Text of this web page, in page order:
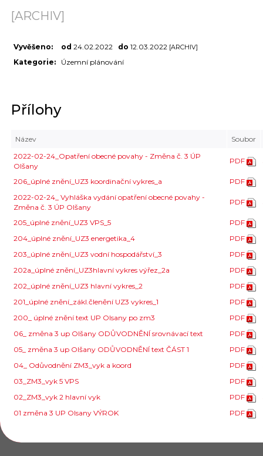
[ARCHIV]
Vyvěšeno: od 24.02.2022 do 12.03.2022 [ARCHIV]
Kategorie: Územní plánování
Přílohy
Název
Soubor
2022-02-24_Opatření obecné povahy - Změna č. 3 ÚP
Olšany
PDF
206_úplné znění_UZ3 koordinační vykres_a
PDF
2022-02-24_ Vyhláška vydání opatření obecné povahy -
Změna č. 3 ÚP Olšany
PDF
205_úplné znění_UZ3 VPS_5
PDF
204_úplné znění_UZ3 energetika_4
PDF
203_úplné znění_UZ3 vodní hospodářství_3
PDF
202a_úplné znění_UZ3hlavní vykres výřez_2a
PDF
202_úplné znění_UZ3 hlavní vykres_2
PDF
201_úplné znění_zákl.členění UZ3 vykres_1
PDF
200_ úplné znění text UP Olsany po zm3
PDF
06_ změna 3 up Olšany ODŮVODNĚNÍ srovnávací text
PDF
05_ změna 3 up Olšany ODŮVODNĚNÍ text ČÁST 1
PDF
04_ Odůvodnění ZM3_vyk a koord
PDF
03_ZM3_vyk 5 VPS
PDF
02_ZM3_vyk 2 hlavní vyk
PDF
01 změna 3 UP Olsany VÝROK
PDF